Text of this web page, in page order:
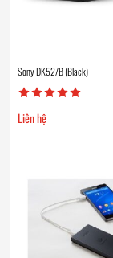
Sony DK52/B (Black)
Liên hệ